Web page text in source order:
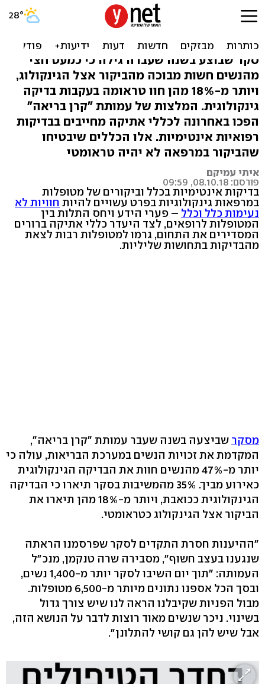
פחות מביך: כללי אתיקה
חדשים להתנהגות גינקולוגים
סקר שבוצע בשנה שעברה גילה כי כמעט חצי
מהנשים חשות מבוכה מהביקור אצל הגינקולוג,
ויותר מ-18% מהן חוו טראומה בעקבות בדיקה
גינקולוגית. המלצות של עמותת "קרן בריאה"
הפכו באחרונה לכללי אתיקה מחייבים בבדיקות
רפואיות אינטימיות. אלו הכללים שיבטיחו
שהביקור במרפאה לא יהיה טראומטי
איתי עמיקם
פורסם: 08.10.18, 09:59
בדיקות אינטימיות בכלל וביקורים של מטופלות
במרפאות גינקולוגיות בפרט עשויים להיות חוויות לא
נעימות כלל וכלל – פערי הידע ויחס התלות בין
המטופלות לרופאים, לצד היעדר כללי אתיקה ברורים
המסדירים את התחום, גרמו למטופלות רבות לצאת
מהבדיקות בתחושות שליליות.
מסקר שביצעה בשנה שעבר עמותת "קרן בריאה",
המקדמת את זכויות הנשים במערכת הבריאות, עולה כי
יותר מ-47% מהנשים חוות את הבדיקה הגינקולוגית
כאירוע מביך. 35% מהמשיבות בסקר תיארו כי הבדיקה
הגינקולוגית ככואבת, ויותר מ-18% מהן תיארו את
הביקור אצל הגינקולוג כטראומטי.
"ההיענות חסרת התקדים לסקר שפרסמנו הראתה
שנגענו בעצב חשוף", מסבירה שרה טנקמן, מנכ"ל
העמותה: "תוך יום השיבו לסקר יותר מ-1,400 נשים,
ובסך הכל אספנו נתונים מיותר מ-6,500 מטופלות.
מבול הפניות שקיבלנו הראה לנו שיש צורך גדול
בשינוי. ניכר שנשים מאוד רוצות לדבר על הנושא הזה,
אבל שיש להן גם קושי להתלונן".